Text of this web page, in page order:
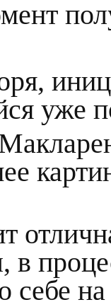
уже
в
себе